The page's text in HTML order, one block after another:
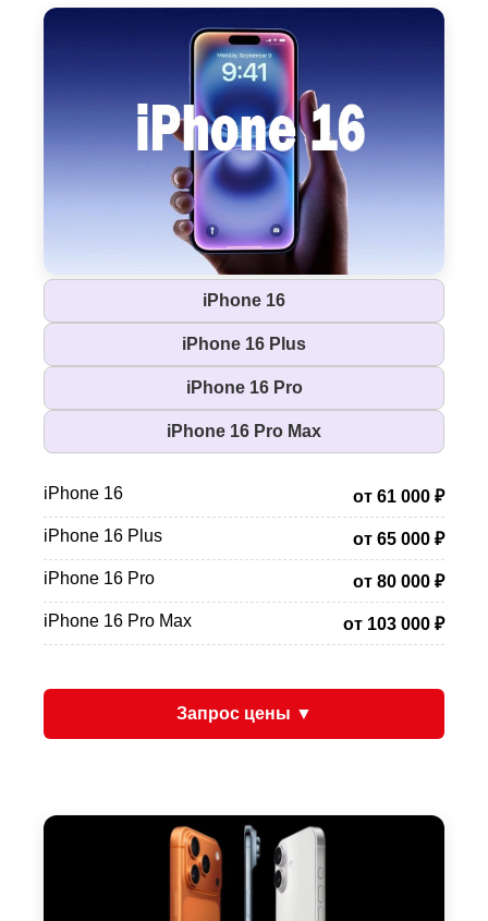
iPhone 16
iPhone 16 Plus
iPhone 16 Pro
iPhone 16 Pro Max
iPhone 16 от 61 000 ₽
iPhone 16 Plus от 65 000 ₽
iPhone 16 Pro от 80 000 ₽
iPhone 16 Pro Max от 103 000 ₽
Запрос цены ▼